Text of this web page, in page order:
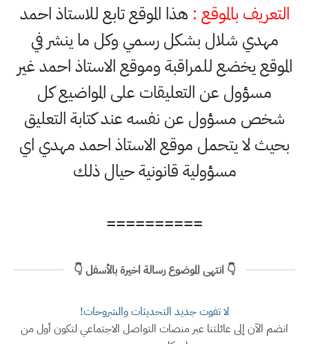
التعريف بالموقع : هذا الموقع تابع للاستاذ احمد
مهدي شلال بشكل رسمي وكل ما ينشر في
الموقع يخضع للمراقبة وموقع الاستاذ احمد غير
مسؤول عن التعليقات على المواضيع كل
شخص مسؤول عن نفسه عند كتابة التعليق
بحيث لا يتحمل موقع الاستاذ احمد مهدي اي
مسؤولية قانونية حيال ذلك
==========
👇 انتهى الموضوع رسالة اخيرة بالأسفل 👇
لا تفوت جديد التحديثات والشروحات!
انضم الآن إلى عائلتنا عبر منصات التواصل الاجتماعي لتكون أول من